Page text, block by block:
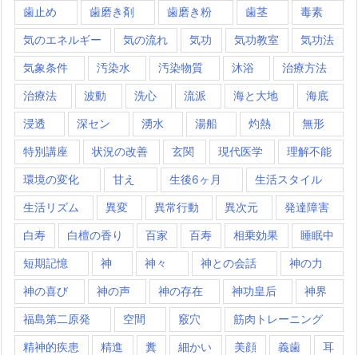
歯止め 歯磨き剤 歯磨き粉 歯茎 毒素
気のエネルギー 気の流れ 気功 気功教室 気功法
気象条件 汚染水 汚染物質 沐浴 治療方法
治療法 波動 洗心 流派 海と大地 海底
浸透 深セン 湧水 湯船 灼熱 無形
特別講座 状況の改善 玄関 現代医学 理解不能
環境の変化 甘え 生後6ヶ月 生活スタイル
生活リズム 異変 異常行動 異次元 発達障害
白寿 白檀の香り 百家 百寿 相乗効果 睡眠中
短期記憶 神 神々 神との会話 神の力
神の喜び 神の声 神の存在 神功皇后 神界
福島第二原発 空間 竅穴 筋肉トレーニング
精神的疾患 精進 糞 細かい 美顔 義歯 耳